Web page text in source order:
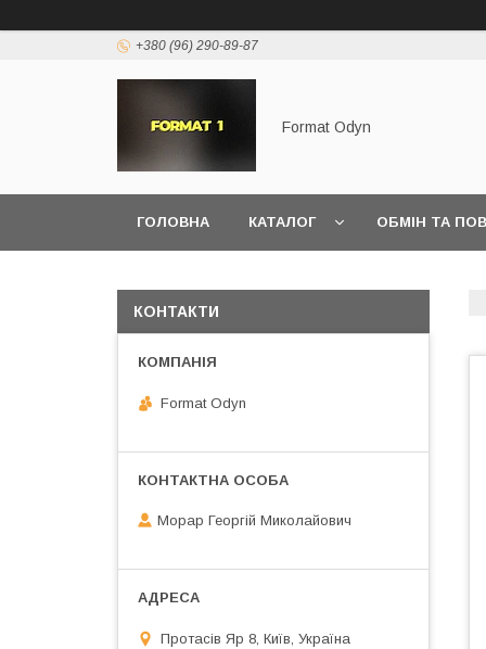
+380 (96) 290-89-87
Format Odyn
ГОЛОВНА КАТАЛОГ ОБМІН ТА
КОНТАКТИ
Format Odyn
Морар Георгій Миколайович
Протасів Яр 8, Київ, Україна